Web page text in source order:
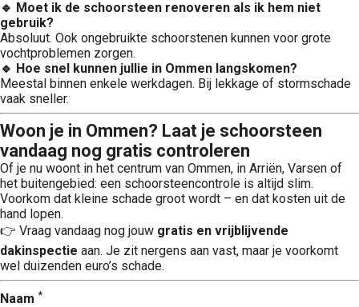
🔹 Moet ik de schoorsteen renoveren als ik hem niet
gebruik?
Absoluut. Ook ongebruikte schoorstenen kunnen voor grote
vochtproblemen zorgen.
🔹 Hoe snel kunnen jullie in Ommen langskomen?
Meestal binnen enkele werkdagen. Bij lekkage of stormschade
vaak sneller.
Woon je in Ommen? Laat je schoorsteen
vandaag nog gratis controleren
Of je nu woont in het centrum van Ommen, in Arriën, Varsen of
het buitengebied: een schoorsteencontrole is altijd slim.
Voorkom dat kleine schade groot wordt – en dat kosten uit de
hand lopen.
👉 Vraag vandaag nog jouw gratis en vrijblijvende
dakinspectie aan. Je zit nergens aan vast, maar je voorkomt
wel duizenden euro’s schade.
Naam *